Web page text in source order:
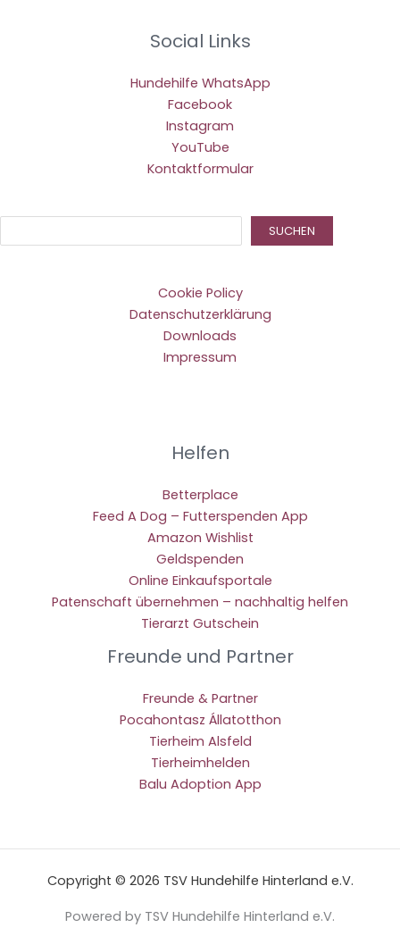
Social Links
Hundehilfe WhatsApp
Facebook
Instagram
YouTube
Kontaktformular
SUCHEN
Cookie Policy
Datenschutzerklärung
Downloads
Impressum
Helfen
Betterplace
Feed A Dog – Futterspenden App
Amazon Wishlist
Geldspenden
Online Einkaufsportale
Patenschaft übernehmen – nachhaltig helfen
Tierarzt Gutschein
Freunde und Partner
Freunde & Partner
Pocahontasz Állatotthon
Tierheim Alsfeld
Tierheimhelden
Balu Adoption App
Copyright © 2026 TSV Hundehilfe Hinterland e.V.
Powered by TSV Hundehilfe Hinterland e.V.